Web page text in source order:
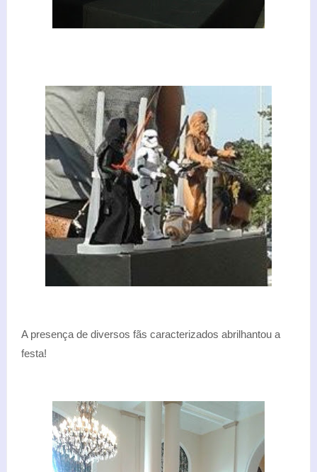
A presença de diversos fãs caracterizados abrilhantou a
festa!